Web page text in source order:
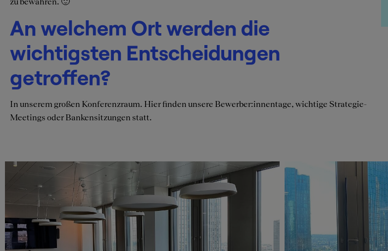
An welchem Ort werden die
wichtigsten Entscheidungen
getroffen?
In unserem großen Konferenzraum. Hier finden unsere Bewerber:innentage, wichtige Strategie-
Meetings oder Bankensitzungen statt.